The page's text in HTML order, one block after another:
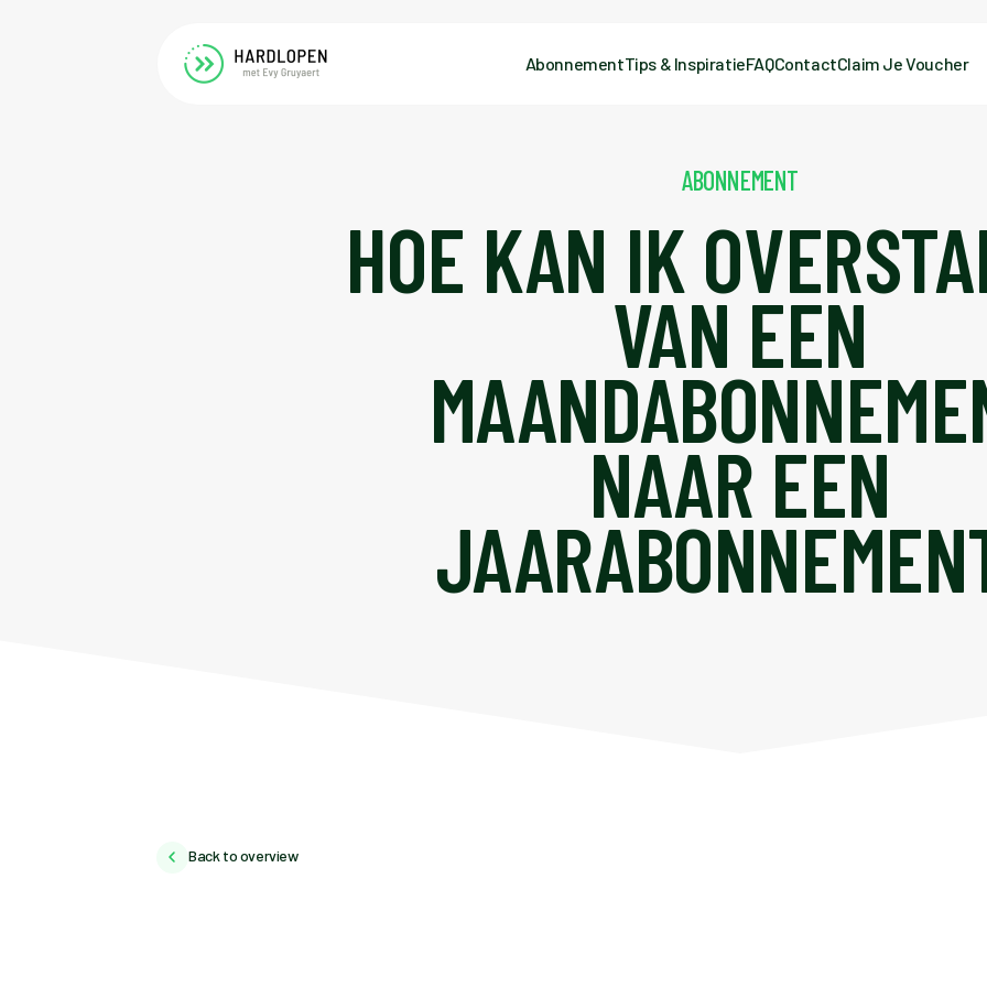
AbonnementTips & InspiratieFAQContactClaim Je Voucher
ABONNEMENT
HOE KAN IK
VAN EEN
NAAR EEN
Back to overview